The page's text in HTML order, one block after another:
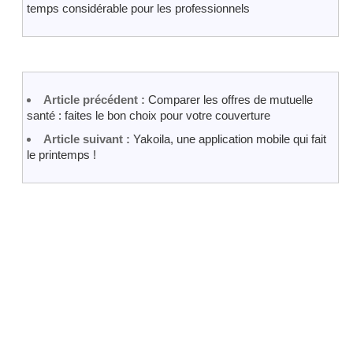
temps considérable pour les professionnels
Article précédent : Comparer les offres de mutuelle
santé : faites le bon choix pour votre couverture
Article suivant : Yakoila, une application mobile qui fait
le printemps !